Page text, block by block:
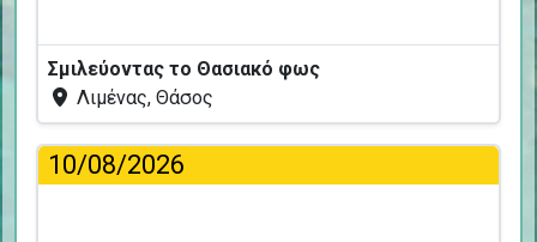
Σμιλεύοντας το Θασιακό φως
Λιμένας, Θάσος
10/08/2026